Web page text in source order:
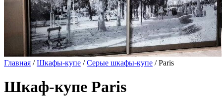
Главная /Шкафы-купе /Серые шкафы-купе / Paris
Шкаф-купе Paris